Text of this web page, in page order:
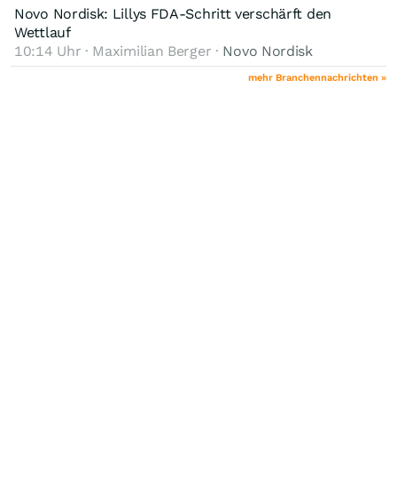
Novo Nordisk: Lillys FDA-Schritt verschärft den
Wettlauf
10:14 Uhr · Maximilian Berger · Novo Nordisk
mehr Branchennachrichten »